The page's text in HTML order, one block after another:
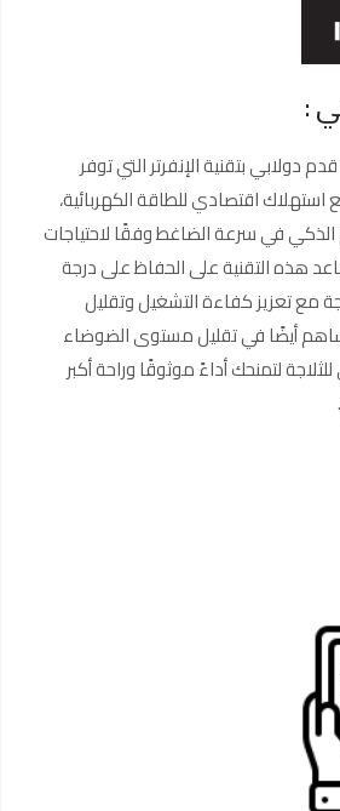
:
تتميز ثلاجة فالكون 18 قدم دولابي بتقنية الإنفرتر التي توفر
استهلاك اقتصادي للطاقة الكهربائية،
في سرعة الضاغط وفقًا لاحتياجات
هذه التقنية على الحفاظ على درجة
مع تعزيز كفاءة التشغيل وتقليل
أيضًا في تقليل مستوى الضوضاء
لتمنحك أداءً موثوقًا وراحة أكبر